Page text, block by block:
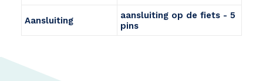
Aansluiting
aansluiting op de fiets - 5
pins